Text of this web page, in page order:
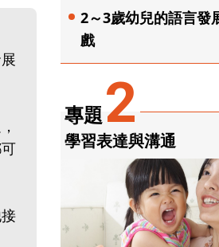
2～3歲幼兒的語言發
戲
專題2
學習表達與溝通